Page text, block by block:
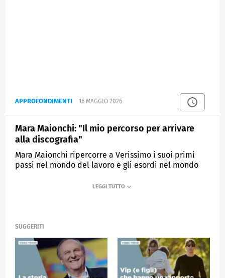
APPROFONDIMENTI 16 MAGGIO 2026
Mara Maionchi: "Il mio percorso per arrivare
alla discografia"
Mara Maionchi ripercorre a Verissimo i suoi primi
passi nel mondo del lavoro e gli esordi nel mondo
SUGGERITI